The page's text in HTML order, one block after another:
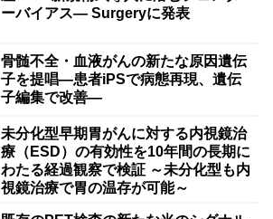
ーバイアス— Surgeryに発表
骨髄不全・血液がんの新たな原因遺伝
子を提唱―患者iPSで病態再現、遺伝
子編集で改善―
未分化型早期胃がんに対する内視鏡治
療（ESD）の有効性を10年間の長期に
わたる経過観察で検証 ～未分化型も内
視鏡治療で胃の温存が可能～